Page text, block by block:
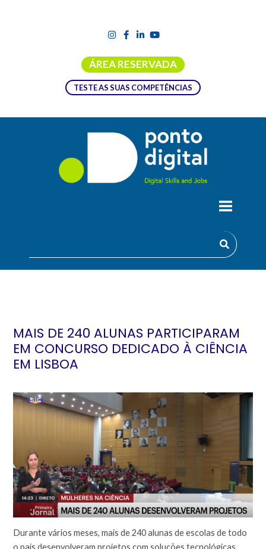
ÁREA RESERVADA
TESTE AS SUAS COMPETÊNCIAS
MAIS DE 240 ALUNAS PARTICIPARAM
EM CONCURSO DEDICADO À CIÊNCIA
EM LISBOA
Durante vários meses, mais de 240 alunas de escolas de todo